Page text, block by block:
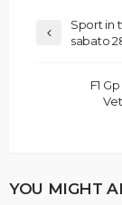
Sport in
sabato
F1
YOU MIGHT